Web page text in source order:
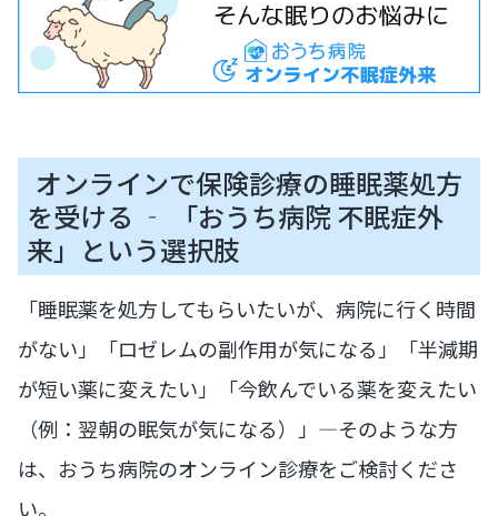
オンラインで保険診療の睡眠薬処方
を受ける ‐ 「おうち病院 不眠症外
来」という選択肢
「睡眠薬を処方してもらいたいが、病院に行く時間
がない」「ロゼレムの副作用が気になる」「半減期
が短い薬に変えたい」「今飲んでいる薬を変えたい
（例：翌朝の眠気が気になる）」—そのような方
は、おうち病院のオンライン診療をご検討くださ
い。